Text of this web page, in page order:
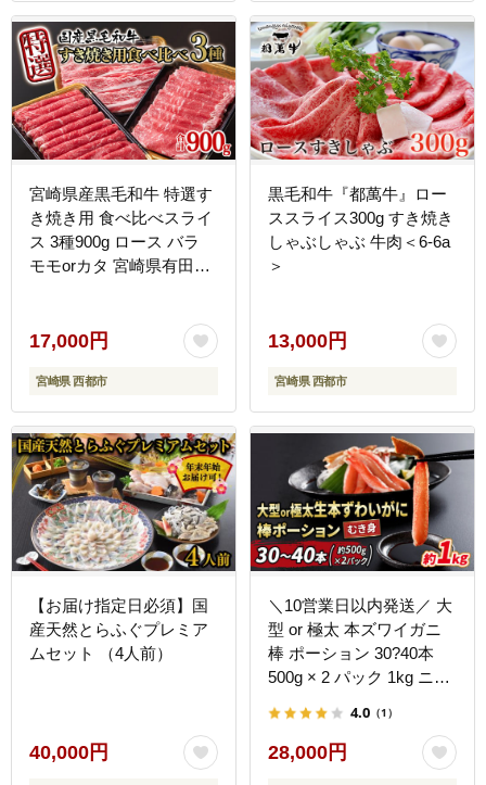
宮崎県産黒毛和牛 特選す
き焼き用 食べ比べスライ
ス 3種900g ロース バラ
モモorカタ 宮崎県有田牧
17,000円
宮崎県 西都市
黒毛和牛『都萬牛』ロー
ススライス300g すき焼き
しゃぶしゃぶ 牛肉＜6-6a
＞
13,000円
宮崎県 西都市
【お届け指定日必須】国
産天然とらふぐプレミア
ムセット （4人前）
40,000円
＼10営業日以内発送／ 大
型 or 極太 本ズワイガニ
棒 ポーション 30?40本
500g × 2 パック 1kg ニュ
蟹 kani 鍋 D028-116006
4.0 （1）
28,000円